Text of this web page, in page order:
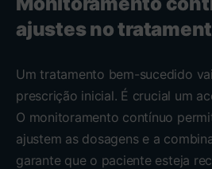
ajustes no
Um tratamento bem-sucedido
prescrição inicial. É crucial um
O monitoramento contínuo
ajustem as dosagens e a
garante que o paciente esteja